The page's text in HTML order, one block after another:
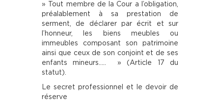
» Tout membre de la Cour a l’obligation,
préalablement à sa prestation de
serment, de déclarer par écrit et sur
l’honneur, les biens meubles ou
immeubles composant son patrimoine
ainsi que ceux de son conjoint et de ses
enfants mineurs….. » (Article 17 du
statut).
Le secret professionnel et le devoir de
réserve